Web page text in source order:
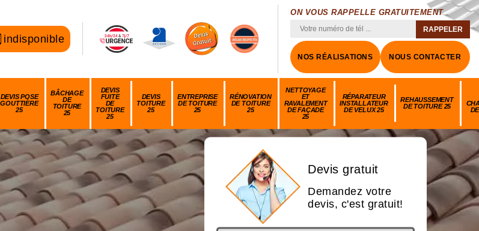
indisponible
ON VOUS RAPPELLE GRATUITEMENT
NOS RÉALISATIONS NOUS CONTACTER
DEVIS POSE
GOUTTIÈRE
25
BÂCHAGE
DE
TOITURE
25
DEVIS
FUITE
DE
TOITURE
25
DEVIS
TOITURE
25
ENTREPRISE
DE TOITURE
25
RÉNOVATION
DE TOITURE
25
NETTOYAGE
ET
RAVALEMENT
DE FAÇADE
25
RÉPARATEUR
INSTALLATEUR
DE VELUX 25
REHAUSSEMENT
DE TOITURE 25
Devis gratuit
Demandez votre
devis, c'est gratuit!